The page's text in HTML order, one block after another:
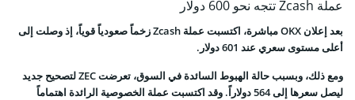
عملة Zcash تتجه نحو 600 دولار
بعد إعلان OKX مباشرة، اكتسبت عملة Zcash زخماً صعودياً قوياً، إذ وصلت إلى
أعلى مستوى سعري عند 601 دولار.
ومع ذلك، وبسبب حالة الهبوط السائدة في السوق، تعرضت ZEC لتصحيح جديد
ليصل سعرها إلى 564 دولاراً. وقد اكتسبت عملة الخصوصية الرائدة اهتماماً